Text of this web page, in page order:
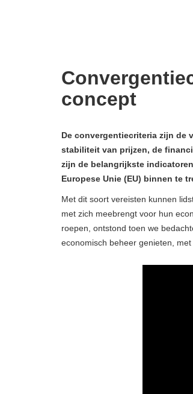
concept
De convergentiecriteria zijn de
stabiliteit van prijzen, de
zijn de belangrijkste
Europese Unie (EU) binnen te
Met dit soort vereisten kunnen
met zich meebrengt voor hun
roepen, ontstond toen we
economisch beheer genieten,